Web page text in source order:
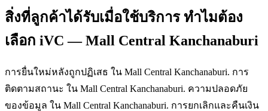
สิ่งที่ลูกค้าได้รับเมื่อใช้บริการ ทำไมต้อง
เลือก iVC — Mall Central Kanchanaburi
การยื่นใหม่หลังถูกปฏิเสธ ใน Mall Central Kanchanaburi. การ
ติดตามสถานะ ใน Mall Central Kanchanaburi. ความปลอดภัย
ของข้อมูล ใน Mall Central Kanchanaburi. การยกเลิกและคืนเงิน